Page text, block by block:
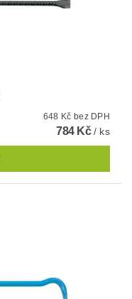
648 Kč bez DPH
784 Kč/ ks